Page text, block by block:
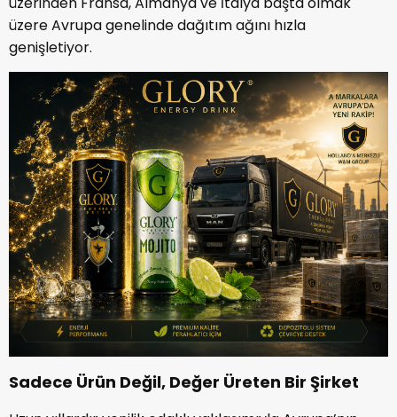
üzere Avrupa genelinde dağıtım ağını hızla
genişletiyor.
Sadece Ürün Değil, Değer Üreten Bir Şirket